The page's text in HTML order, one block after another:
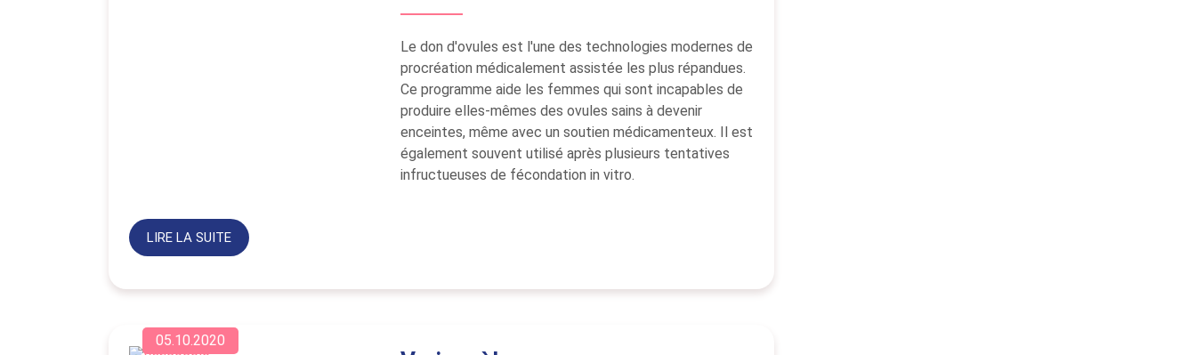
Le don d'ovules est l'une des technologies modernes de
procréation médicalement assistée les plus répandues.
Ce programme aide les femmes qui sont incapables de
produire elles-mêmes des ovules sains à devenir
enceintes, même avec un soutien médicamenteux. Il est
également souvent utilisé après plusieurs tentatives
infructueuses de fécondation in vitro.
LIRE LA SUITE
05.10.2020